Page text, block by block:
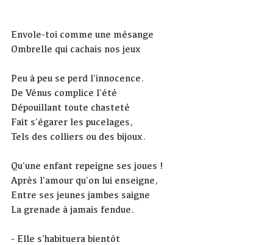
Envole-toi comme une mésange
Ombrelle qui cachais nos jeux
Peu à peu se perd l'innocence.
De Vénus complice l'été
Dépouillant toute chasteté
Fait s'égarer les pucelages,
Tels des colliers ou des bijoux.
Qu'une enfant repeigne ses joues !
Après l'amour qu'on lui enseigne,
Entre ses jeunes jambes saigne
La grenade à jamais fendue.
- Elle s'habituera bientôt